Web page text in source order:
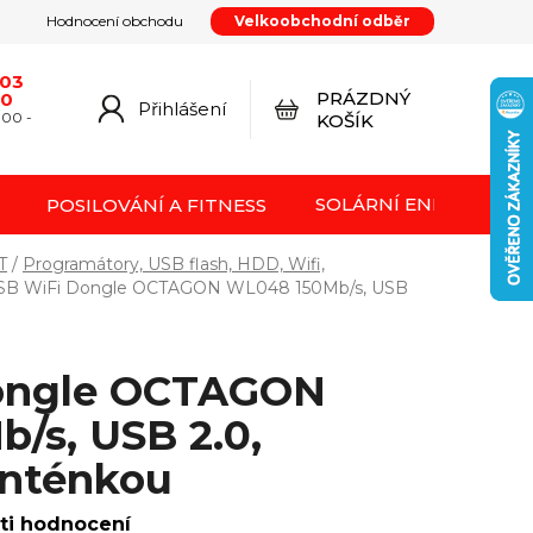
Hodnocení obchodu
Velkoobchodní odběr
smlouvy
-
Přihlášení
NÁKUPNÍ
PRÁZDNÝ
KOŠÍK
POSILOVÁNÍ A FITNESS SOLÁRNÍ ENERGIE FVE
/ Programátory, USB flash, HDD, Wifi,
WiFi Dongle OCTAGON WL048 150Mb/s, USB
OCTAGON
s, USB 2.0,
hodnocení